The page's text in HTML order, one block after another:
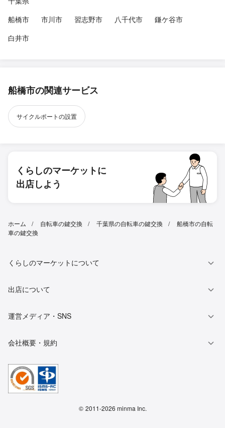
船橋市
市川市 習志野市 八千代市
鎌ケ谷市
白井市
船橋市の関連サービス
サイクルポートの設置
くらしのマーケットに
出店しよう
ホーム 自転車の鍵交換 千葉県の自転車の鍵交換
船橋市の自転
車の鍵交換
くらしのマーケットについて
出店について
運営メディア・SNS
会社概要・規約
© 2011-2026 minma Inc.